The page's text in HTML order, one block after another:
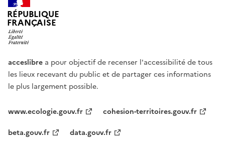
RÉPUBLIQUE
FRANÇAISE
acceslibre a pour objectif de recenser l'accessibilité de tous
les lieux recevant du public et de partager ces informations
le plus largement possible.
www.ecologie.gouv.fr
cohesion-territoires.gouv.fr
beta.gouv.fr
data.gouv.fr